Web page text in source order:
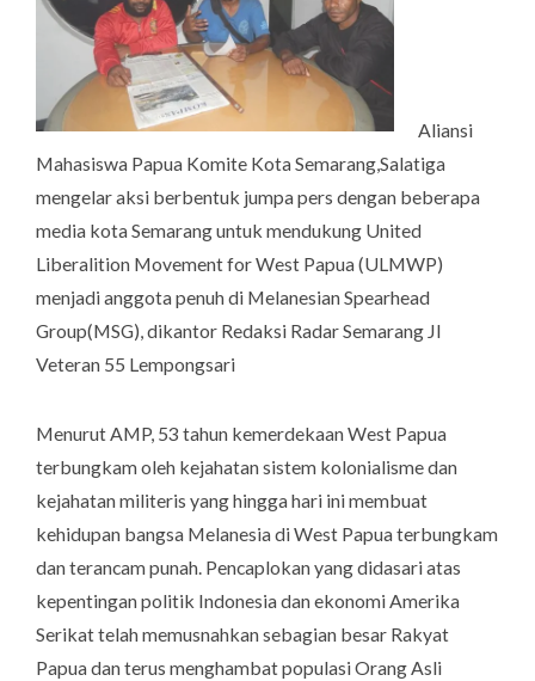
Aliansi
Mahasiswa Papua Komite Kota Semarang,Salatiga
mengelar aksi berbentuk jumpa pers dengan beberapa
media kota Semarang untuk mendukung United
Liberalition Movement for West Papua (ULMWP)
menjadi anggota penuh di Melanesian Spearhead
Group(MSG), dikantor Redaksi Radar Semarang Jl
Veteran 55 Lempongsari
Menurut AMP, 53 tahun kemerdekaan West Papua
terbungkam oleh kejahatan sistem kolonialisme dan
kejahatan militeris yang hingga hari ini membuat
kehidupan bangsa Melanesia di West Papua terbungkam
dan terancam punah. Pencaplokan yang didasari atas
kepentingan politik Indonesia dan ekonomi Amerika
Serikat telah memusnahkan sebagian besar Rakyat
Papua dan terus menghambat populasi Orang Asli